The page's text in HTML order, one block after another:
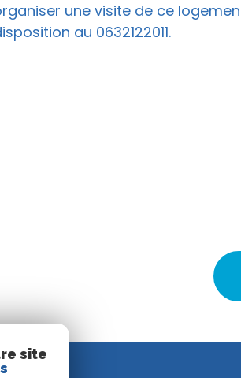
une visite de ce
au 0632122011.
site